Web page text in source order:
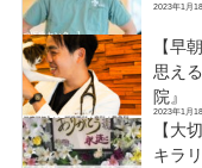
2023年1月18
【早
思え
院』
2023年1月18
【大
キラ